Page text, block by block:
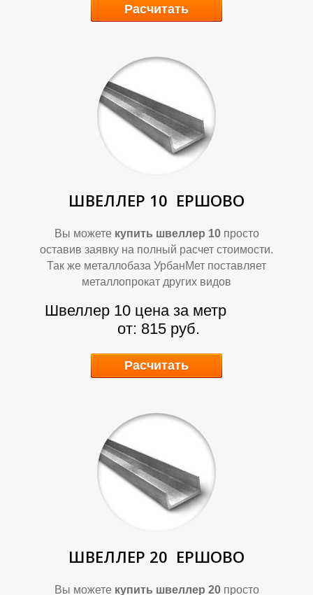
Р
О
Расчитать
ШВЕЛЛЕР 10 ЕРШОВО
Вы можете купить швеллер 10просто
оставив заявку на полный расчет стоимости.
Так же металлобаза УрбанМет поставляет
металлопрокат других видов
Швеллер 10 цена за метр
от: 815 руб.
Расчитать
ШВЕЛЛЕР 20 ЕРШОВО
Вы можете купить швеллер 20просто
Р
О